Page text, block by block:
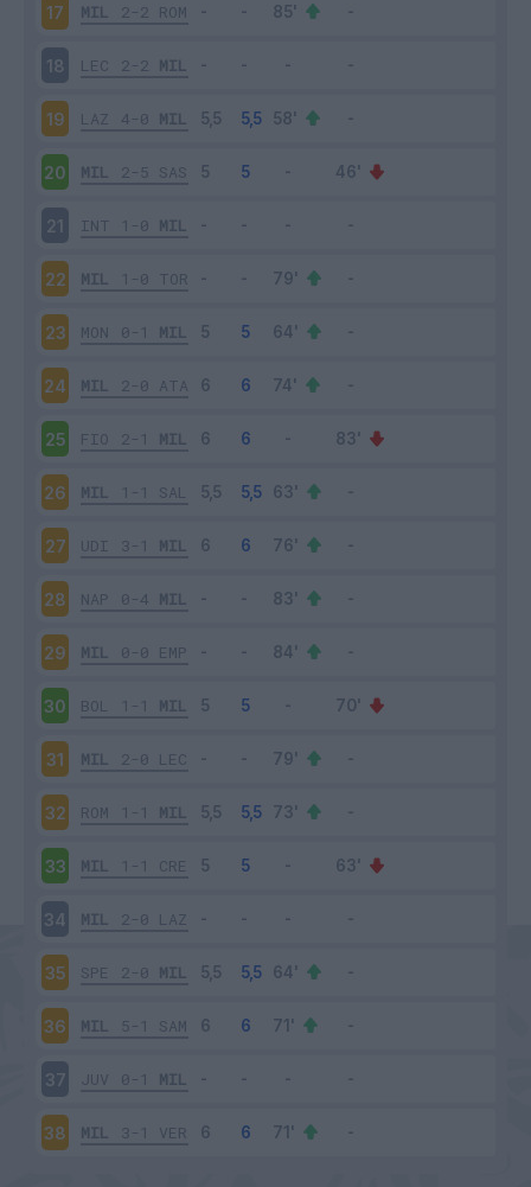
17 MIL 2-2 ROM
18 LEC 2-2 MIL
19 LAZ 4-0 MIL
20 MIL 2-5 SAS
21 INT 1-0 MIL
22 MIL 1-0 TOR
23 MON 0-1 MIL
24 MIL 2-0 ATA
25 FIO 2-1 MIL
26 MIL 1-1 SAL
27 UDI 3-1 MIL
28 NAP 0-4 MIL
29 MIL 0-0 EMP
30 BOL 1-1 MIL
31 MIL 2-0 LEC
32 ROM 1-1 MIL
33 MIL 1-1 CRE
34 MIL 2-0 LAZ
35 SPE 2-0 MIL
36 MIL 5-1 SAM
37 JUV 0-1 MIL
38 MIL 3-1 VER